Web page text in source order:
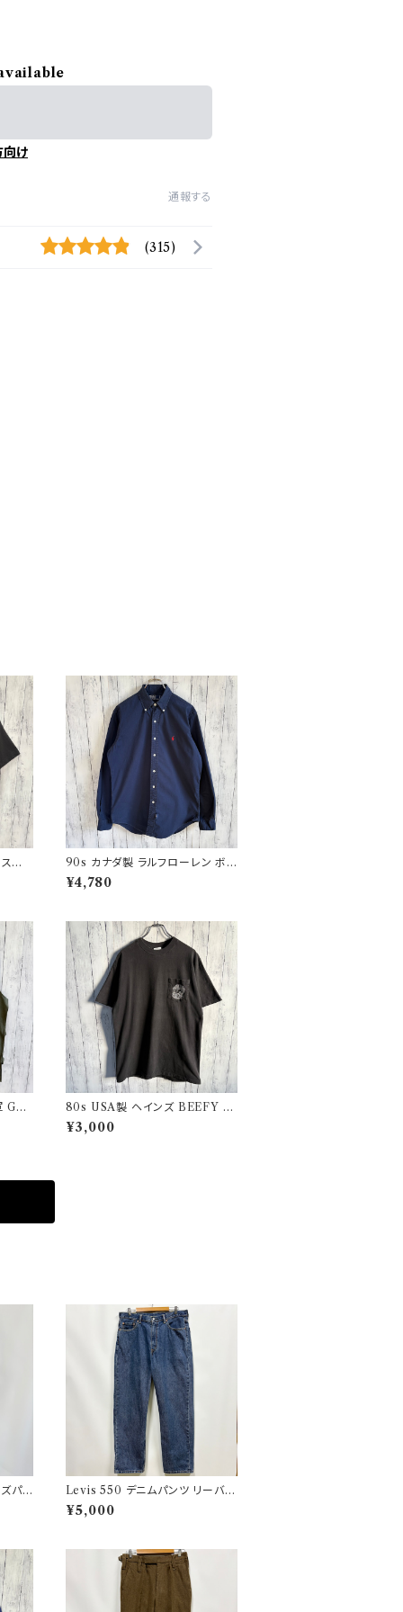
向け
通報する
(315)
ッ
90s カナダ製 ラルフローレン ボタ
ンダウンシャツ Ralph Lauren
¥4,780
GA
80s USA製 ヘインズ BEEFY シ
ングルステッチTシャツ ヴィンテー
ジTシャツ ポケT
¥3,000
パン
Levis 550 デニムパンツ リーバイ
ス ワイドデニム 3
¥5,000